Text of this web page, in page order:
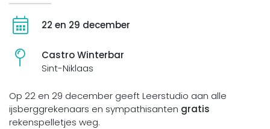
22 en 29 december
Castro Winterbar
Sint-Niklaas
Op 22 en 29 december geeft Leerstudio aan alle
ijsberggrekenaars en sympathisanten gratis
rekenspelletjes weg.